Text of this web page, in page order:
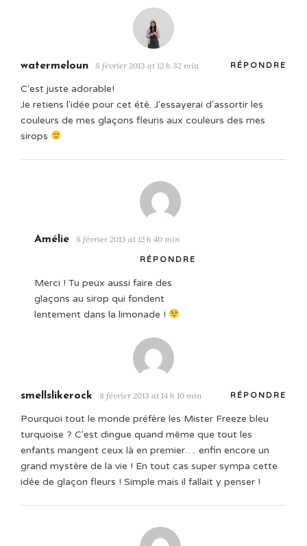
watermeloun 8 février 2013 at 12 h 32 min RÉPONDRE
C'est juste adorable!
Je retiens l'idée pour cet été. J'essayerai d'assortir les
couleurs de mes glaçons fleuris aux couleurs des mes
sirops
Amélie 8 février 2013 at 12 h 40 min
RÉPONDRE
Merci ! Tu peux aussi faire des
glaçons au sirop qui fondent
lentement dans la limonade !
smellslikerock 8 février 2013 at 14 h 10 min RÉPONDRE
Pourquoi tout le monde préfère les Mister Freeze bleu
turquoise ? C'est dingue quand même que tout les
enfants mangent ceux là en premier…. enfin encore un
grand mystère de la vie ! En tout cas super sympa cette
idée de glaçon fleurs ! Simple mais il fallait y penser !